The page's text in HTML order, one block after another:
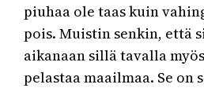
piuhaa ole taas kuin
pois. Muistin senkin, että
aikanaan sillä tavalla
pelastaa maailmaa. Se on